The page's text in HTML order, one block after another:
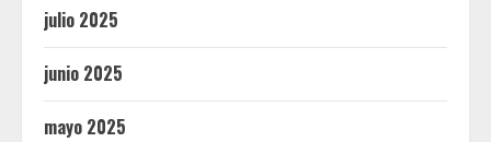
julio 2025
junio 2025
mayo 2025